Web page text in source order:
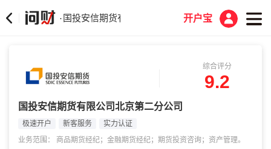
· 国投安信期货有限公司北京第二分公司
开户宝
综合评分
9.2
国投安信期货有限公司北京第二分公司
极速开户 新客服务
实力认证
业务范围： 商品期货经纪；金融期货经纪；期货投资咨询；资产管理。